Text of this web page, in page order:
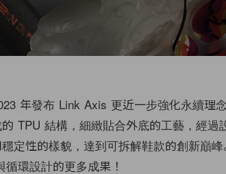
年發布 Link Axis 更近一步強化永續理
TPU 結構，細緻貼合外底的工藝，經過
定性的樣貌，達到可拆解鞋款的創新巔
環設計的更多成果！